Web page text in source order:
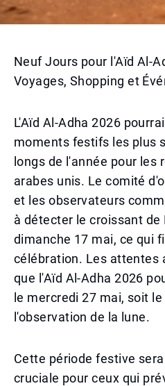
Neuf Jours pour l'Aïd Al-
Voyages, Shopping et
L'Aïd Al-Adha 2026
moments festifs les plus
longs de l'année pour les
arabes unis. Le comité
et les observateurs
à détecter le croissant de
dimanche 17 mai, ce qui
célébration. Les attentes
que l'Aïd Al-Adha 2026
le mercredi 27 mai, soit
l'observation de la lune.
Cette période festive
cruciale pour ceux qui